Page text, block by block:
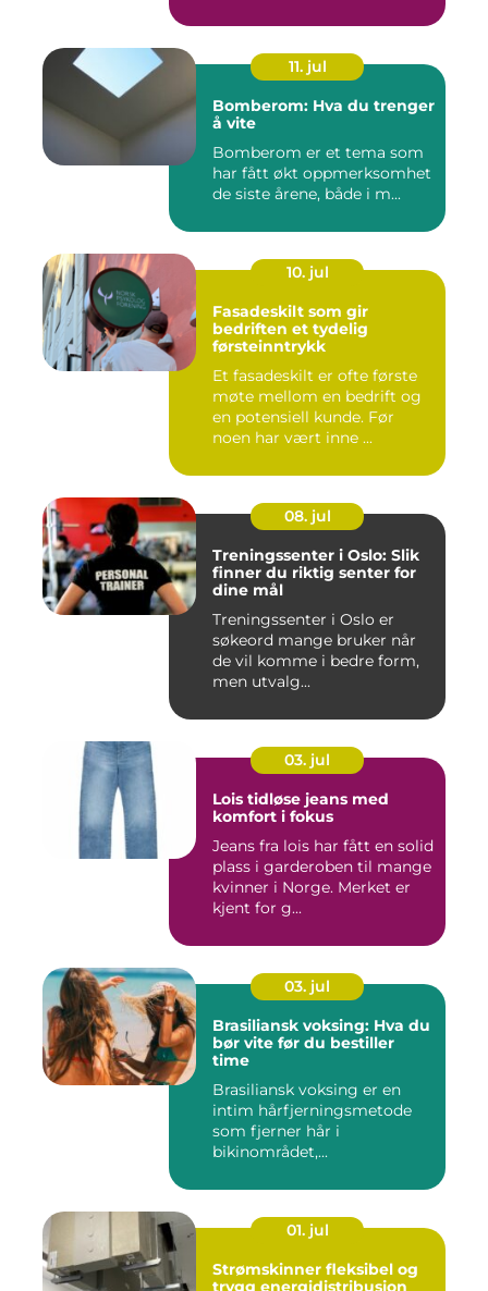
11. jul
Bomberom: Hva du trenger
å vite
Bomberom er et tema som
har fått økt oppmerksomhet
de siste årene, både i m...
10. jul
Fasadeskilt som gir
bedriften et tydelig
førsteinntrykk
Et fasadeskilt er ofte første
møte mellom en bedrift og
en potensiell kunde. Før
noen har vært inne ...
08. jul
Treningssenter i Oslo: Slik
finner du riktig senter for
dine mål
Treningssenter i Oslo er
søkeord mange bruker når
de vil komme i bedre form,
men utvalg...
03. jul
Lois tidløse jeans med
komfort i fokus
Jeans fra lois har fått en solid
plass i garderoben til mange
kvinner i Norge. Merket er
kjent for g...
03. jul
Brasiliansk voksing: Hva du
bør vite før du bestiller
time
Brasiliansk voksing er en
intim hårfjerningsmetode
som fjerner hår i
bikinområdet,...
01. jul
Strømskinner fleksibel og
trygg energidistribusjon